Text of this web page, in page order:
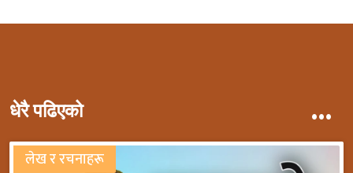
धेरै पढिएको ...
लेख र रचनाहरू